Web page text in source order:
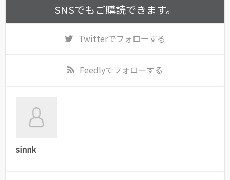
SNSでもご購読できます。
Twitterでフォローする
Feedlyでフォローする
sinnk